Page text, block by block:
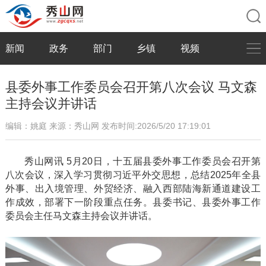
新闻 政务 部门 乡镇 视频
县委外事工作委员会召开第八次会议 马文森
主持会议并讲话
编辑：姚庭 来源：秀山网 发布时间:2026/5/20 17:19:01
秀山网讯 5月20日，十五届县委外事工作委员会召开第
八次会议，深入学习贯彻习近平外交思想，总结2025年全县
外事、出入境管理、外贸经济、融入西部陆海新通道建设工
作成效，部署下一阶段重点任务。县委书记、县委外事工作
委员会主任马文森主持会议并讲话。